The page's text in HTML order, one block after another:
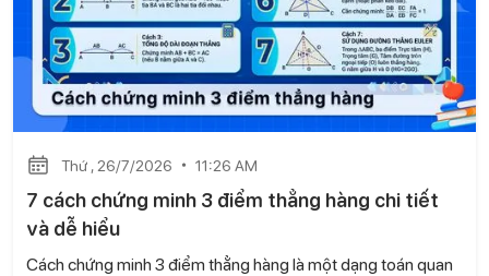
Thứ , 26/7/2026 11:26 AM
7 cách chứng minh 3 điểm thẳng hàng chi tiết
và dễ hiểu
Cách chứng minh 3 điểm thẳng hàng là một dạng toán quan